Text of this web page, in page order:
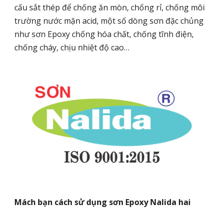
cấu sắt thép để chống ăn mòn, chống rỉ, chống môi
trường nước mặn acid, một số dòng sơn đặc chủng
như sơn Epoxy chống hóa chất, chống tĩnh điện,
chống cháy, chịu nhiệt độ cao…
Mách bạn cách sử dụng sơn Epoxy Nalida hai